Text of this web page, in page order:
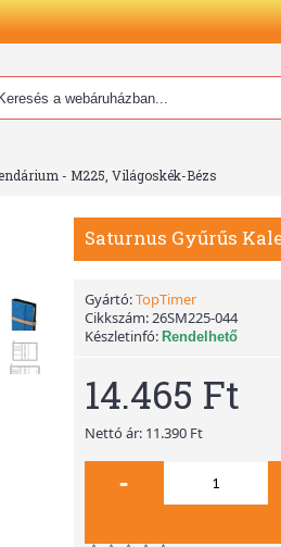
- M225, Világoskék-Bézs
Saturnus Gyűrűs
Gyártó:TopTimer
Cikkszám:26SM225-044
Készletinfó: Rendelhető
14.465 Ft
Nettó ár: 11.390 Ft
-